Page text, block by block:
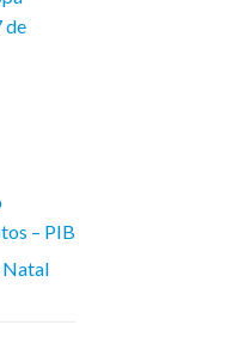
de
– PIB
Natal